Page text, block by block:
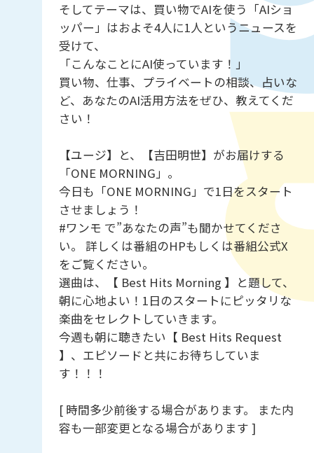
そしてテーマは、買い物でAIを使う「AIショ
ッパー」はおよそ4人に1人というニュースを
受けて、
「こんなことにAI使っています！」
買い物、仕事、プライベートの相談、占いな
ど、あなたのAI活用方法をぜひ、教えてくだ
さい！
【ユージ】と、【吉田明世】がお届けする
「ONE MORNING」。
今日も「ONE MORNING」で1日をスタート
させましょう！
#ワンモ で”あなたの声”も聞かせてくださ
い。 詳しくは番組のHPもしくは番組公式X
をご覧ください。
選曲は、【 Best Hits Morning 】と題して、
朝に心地よい！1日のスタートにピッタリな
楽曲をセレクトしていきます。
今週も朝に聴きたい【 Best Hits Request
】、エピソードと共にお待ちしていま
す！！！
[ 時間多少前後する場合があります。 また内
容も一部変更となる場合があります ]